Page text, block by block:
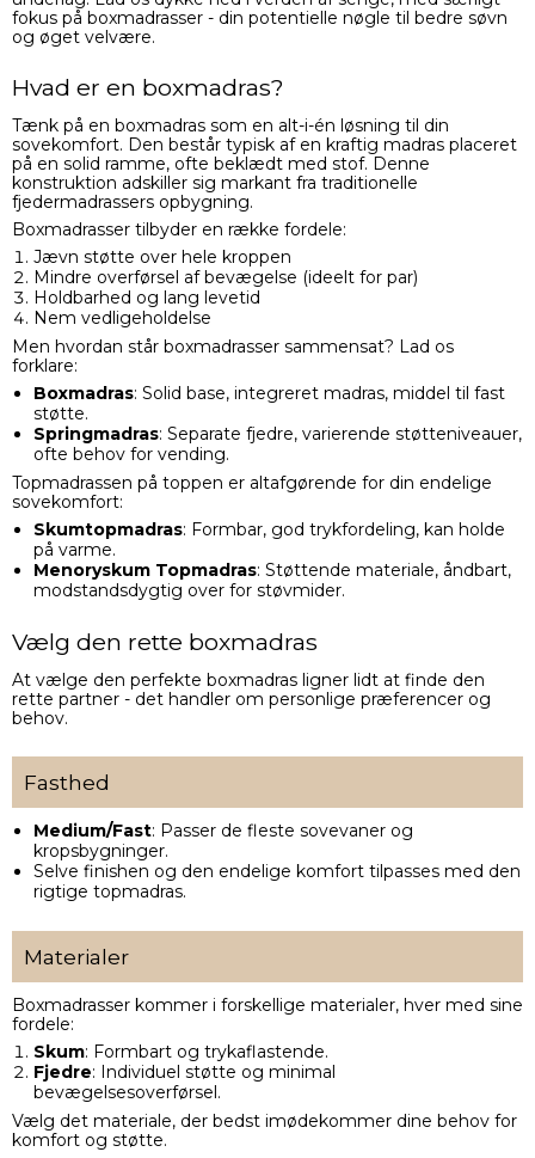
fokus på boxmadrasser - din potentielle nøgle til bedre søvn
og øget velvære.
Hvad er en boxmadras?
Tænk på en boxmadras som en alt-i-én løsning til din
sovekomfort. Den består typisk af en kraftig madras placeret
på en solid ramme, ofte beklædt med stof. Denne
konstruktion adskiller sig markant fra traditionelle
fjedermadrassers opbygning.
Boxmadrasser tilbyder en række fordele:
Jævn støtte over hele kroppen
Mindre overførsel af bevægelse (ideelt for par)
Holdbarhed og lang levetid
Nem vedligeholdelse
Men hvordan står boxmadrasser sammensat? Lad os
forklare:
Boxmadras: Solid base, integreret madras, middel til fast
støtte.
Springmadras: Separate fjedre, varierende støtteniveauer,
ofte behov for vending.
Topmadrassen på toppen er altafgørende for din endelige
sovekomfort:
Skumtopmadras: Formbar, god trykfordeling, kan holde
på varme.
Menoryskum Topmadras: Støttende materiale, åndbart,
modstandsdygtig over for støvmider.
Vælg den rette boxmadras
At vælge den perfekte boxmadras ligner lidt at finde den
rette partner - det handler om personlige præferencer og
behov.
Fasthed
Medium/Fast: Passer de fleste sovevaner og
kropsbygninger.
Selve finishen og den endelige komfort tilpasses med den
rigtige topmadras.
Materialer
Boxmadrasser kommer i forskellige materialer, hver med sine
fordele:
Skum: Formbart og trykaflastende.
Fjedre: Individuel støtte og minimal
bevægelsesoverførsel.
Vælg det materiale, der bedst imødekommer dine behov for
komfort og støtte.